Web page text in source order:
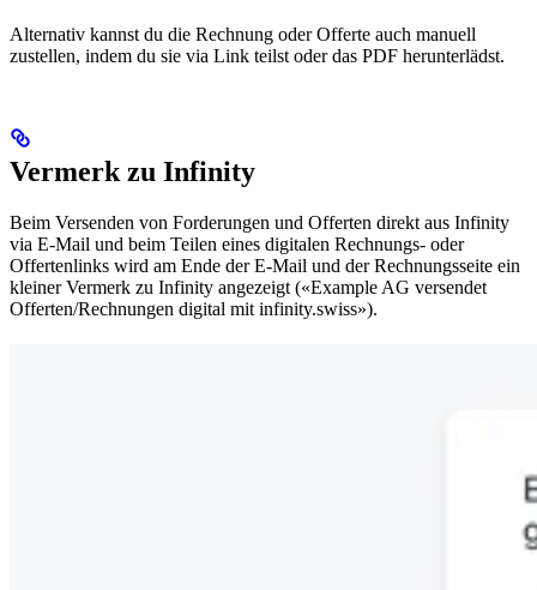
Alternativ kannst du die Rechnung oder Offerte auch manuell
zustellen, indem du sie via Link teilst oder das PDF herunterlädst.
Vermerk zu Infinity
Beim Versenden von Forderungen und Offerten direkt aus Infinity
via E-Mail und beim Teilen eines digitalen Rechnungs- oder
Offertenlinks wird am Ende der E-Mail und der Rechnungsseite ein
kleiner Vermerk zu Infinity angezeigt («Example AG versendet
Offerten/Rechnungen digital mit infinity.swiss»).